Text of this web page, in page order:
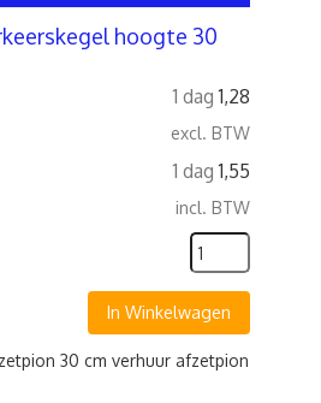
hoogte 30
1 dag 1,28
excl. BTW
1 dag 1,55
incl. BTW
In Winkelwagen
30 cm verhuur afzetpion